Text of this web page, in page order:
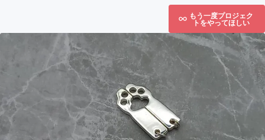
もう一度プロジェク
トをやってほしい